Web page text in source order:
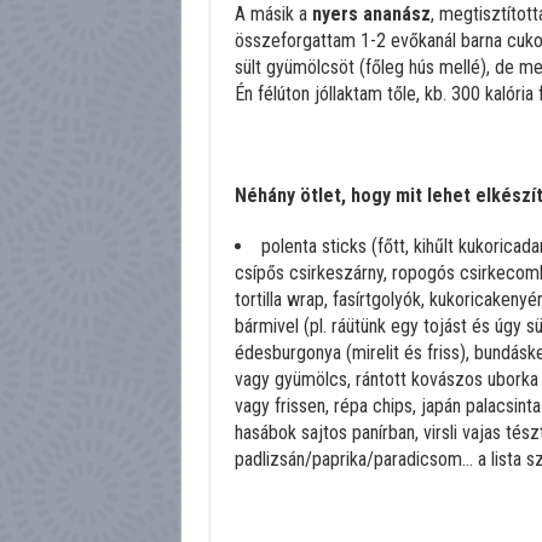
A másik a nyers ananász,
összeforgattam 1-2 evőkanál barna
sült gyümölcsöt (főleg hús mellé), de
Én félúton jóllaktam tőle, kb. 300 kalória
Néhány ötlet, hogy mit lehet
polenta sticks (főtt, kihűlt
csípős csirkeszárny, ropogós
tortilla wrap, fasírtgolyók,
bármivel (pl. ráütünk egy tojást és úgy
édesburgonya (mirelit és friss),
vagy gyümölcs, rántott kovászos uborka
vagy frissen, répa chips, japán
hasábok sajtos panírban, virsli vajas
padlizsán/paprika/paradicsom… a lista